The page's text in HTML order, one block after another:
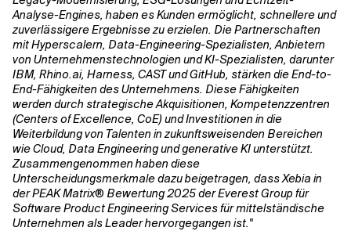
Analyse-Engines, haben es Kunden ermöglicht, schnellere und
zuverlässigere Ergebnisse zu erzielen. Die Partnerschaften
mit Hyperscalern, Data-Engineering-Spezialisten, Anbietern
von Unternehmenstechnologien und KI-Spezialisten, darunter
IBM, Rhino.ai, Harness, CAST und GitHub, stärken die End-to-
End-Fähigkeiten des Unternehmens. Diese Fähigkeiten
werden durch strategische Akquisitionen, Kompetenzzentren
(Centers of Excellence, CoE) und Investitionen in die
Weiterbildung von Talenten in zukunftsweisenden Bereichen
wie Cloud, Data Engineering und generative KI unterstützt.
Zusammengenommen haben diese
Unterscheidungsmerkmale dazu beigetragen, dass Xebia in
der PEAK Matrix® Bewertung 2025 der Everest Group für
Software Product Engineering Services für mittelständische
Unternehmen als Leader hervorgegangen ist."